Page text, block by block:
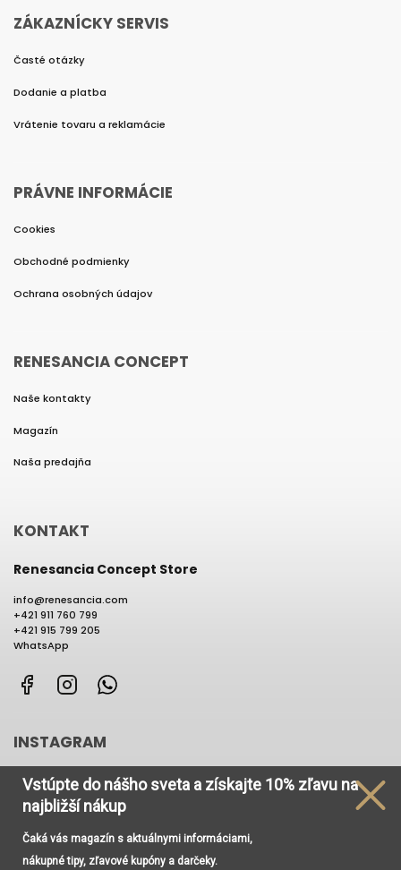
Používame cookies, aby sme Vám umožnili pohodlné
ZÁKAZNÍCKY SERVIS
Časté otázky
Dodanie a platba
Vrátenie tovaru a reklamácie
PRÁVNE INFORMÁCIE
Cookies
Obchodné podmienky
Ochrana osobných údajov
RENESANCIA CONCEPT
Naše kontakty
Magazín
Naša predajňa
KONTAKT
Renesancia Concept Store
info@renesancia.com
+421 911 760 799
+421 915 799 205
WhatsApp
FacebookInstagram
INSTAGRAM
Vstúpte do nášho sveta a získajte 10% zľavu na
najbližší nákup
Čaká vás magazín s aktuálnymi informáciami,
nákupné tipy, zľavové kupóny a darčeky.